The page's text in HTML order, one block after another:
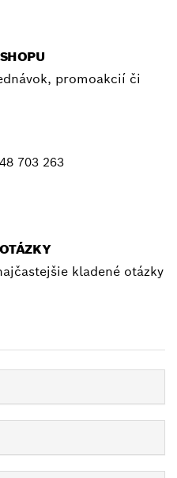
promoakcií či
703 263
kladené otázky